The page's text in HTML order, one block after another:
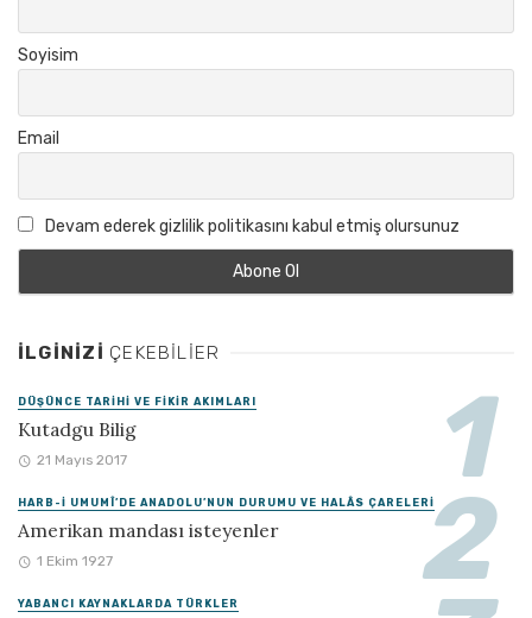
Soyisim
Email
Devam ederek gizlilik politikasını kabul etmiş olursunuz
İLGINIZI ÇEKEBILIER
DÜŞÜNCE TARIHI VE FIKIR AKIMLARI
Kutadgu Bilig
21 Mayıs 2017
HARB-I UMUMÎ’DE ANADOLU’NUN DURUMU VE HALÂS ÇARELERI
Amerikan mandası isteyenler
1 Ekim 1927
YABANCI KAYNAKLARDA TÜRKLER